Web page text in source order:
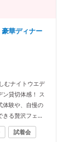
華ディナー
むナイトウエデ
ン貸切体感！ ス
体験や、自慢の
きる贅沢フェ
試着会